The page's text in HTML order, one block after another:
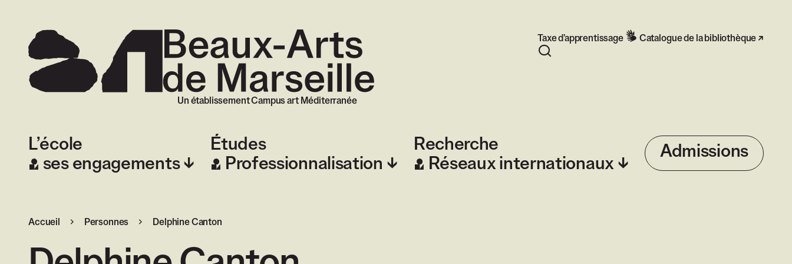
Taxe d’apprentissage
Catalogue de la bibliothèque
Rechercher
Beaux-Arts de Marseille
Un établissement Campus art Méditerranée
L’école
ses engagements
Études
Professionnalisation
Recherche
Réseaux internationaux
Admissions
Accueil Personnes Delphine Canton